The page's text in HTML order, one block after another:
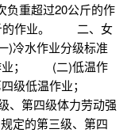
重超过20公斤的作
斤的作业。 二、女
水作业分级标准
作业； (二)低温作
四级低温作业；
、第四级体力劳动强
的第三级、第四